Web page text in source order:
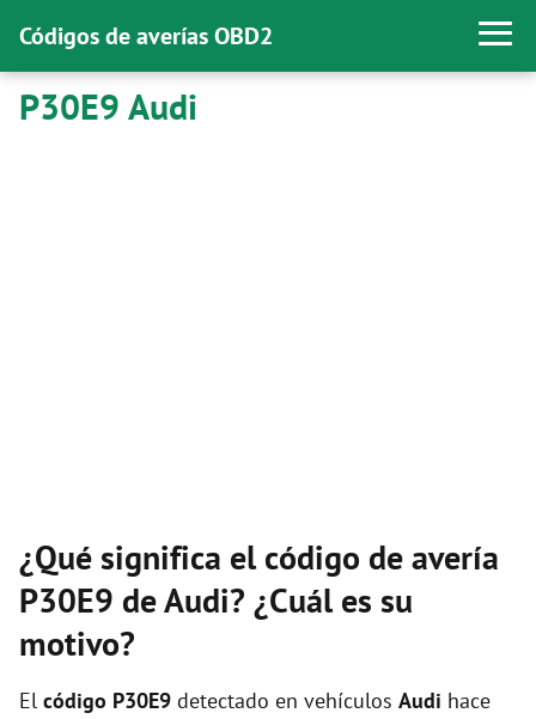
Códigos de averías OBD2
P30E9 Audi
¿Qué significa el código de avería
P30E9 de Audi? ¿Cuál es su
motivo?
El código P30E9 detectado en vehículos Audi hace